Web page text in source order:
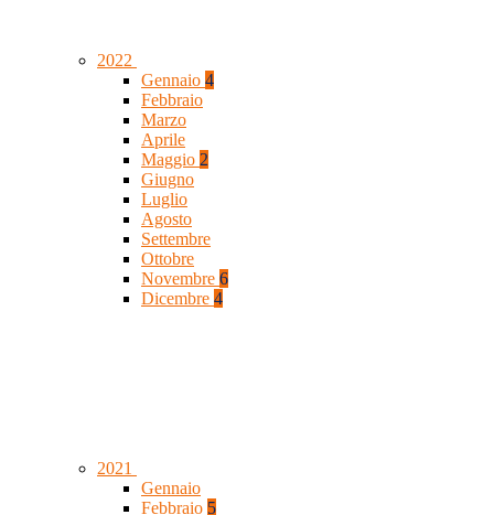
2022
Gennaio 4
Febbraio
Marzo
Aprile
Maggio 2
Giugno
Luglio
Agosto
Settembre
Ottobre
Novembre 6
Dicembre 4
2021
Gennaio
Febbraio 5